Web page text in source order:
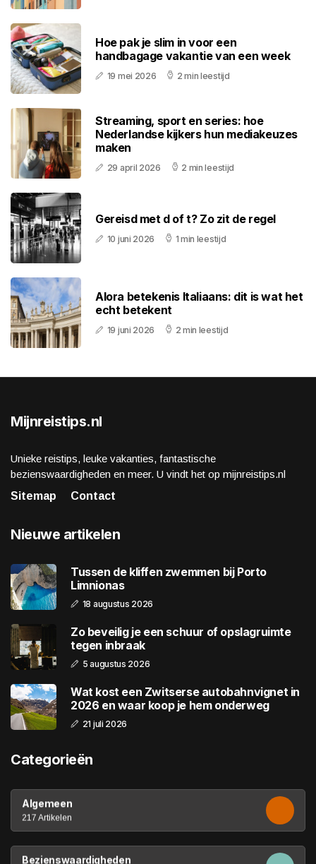
Hoe pak je slim in voor een
handbagage vakantie van een week
19 mei 2026 2 min leestijd
Streaming, sport en series: hoe
Nederlandse kijkers hun mediakeuzes
maken
29 april 2026 2 min leestijd
Gereisd met d of t? Zo zit de regel
10 juni 2026 1 min leestijd
Alora betekenis Italiaans: dit is wat het
echt betekent
19 juni 2026 2 min leestijd
Mijnreistips.nl
Unieke reistips, leuke vakanties, fantastische
bezienswaardigheden en meer. U vindt het op mijnreistips.nl
Sitemap
Contact
Nieuwe artikelen
Tussen de kliffen zwemmen bij Porto
Limnionas
18 augustus 2026
Zo beveilig je een schuur of opslagruimte
tegen inbraak
5 augustus 2026
Wat kost een Zwitserse autobahnvignet in
2026 en waar koop je hem onderweg
21 juli 2026
Categorieën
Algemeen
217 Artikelen
Bezienswaardigheden